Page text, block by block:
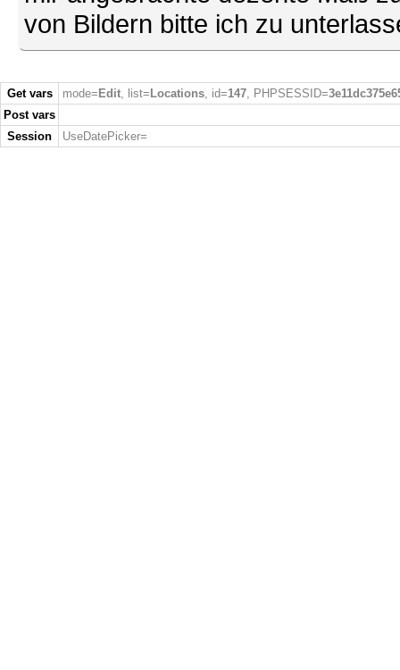
von Bildern bitte ich zu
Get vars mode= Edit, list= Locations, id=147, PHPSESSID=
Post vars
Session
UseDatePicker=